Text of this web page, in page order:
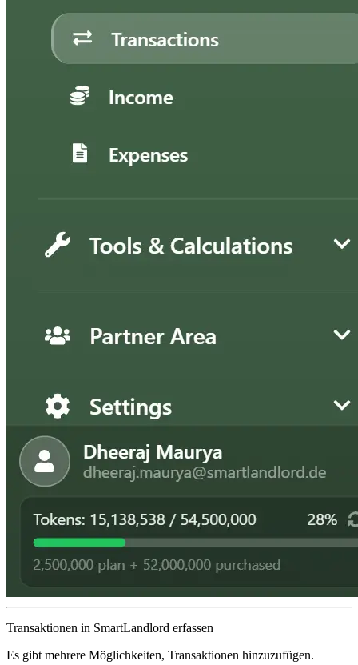
Transaktionen in SmartLandlord erfassen
Es gibt mehrere Möglichkeiten, Transaktionen hinzuzufügen.